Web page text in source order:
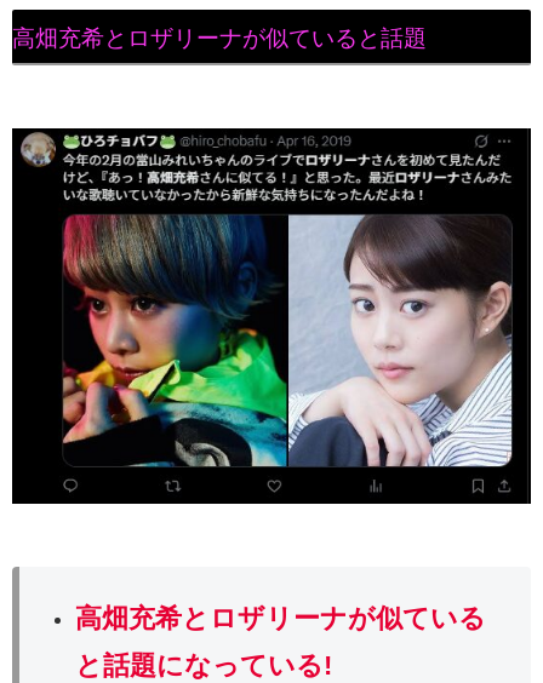
高畑充希とロザリーナが似ていると話題
高畑充希とロザリーナが似ている
と話題になっている!